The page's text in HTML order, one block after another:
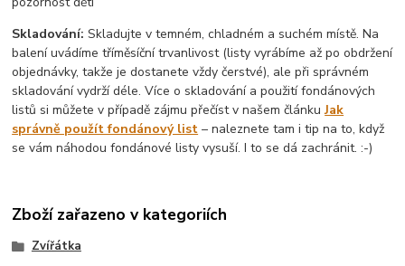
Skladování: Skladujte v temném, chladném a suchém místě. Na
balení uvádíme tříměsíční trvanlivost (listy vyrábíme až po obdržení
objednávky, takže je dostanete vždy čerstvé), ale při správném
skladování vydrží déle. Více o skladování a použití fondánových
listů si můžete v případě zájmu přečíst v našem článkuJak
správně použít fondánový list – naleznete tam i tip na to, když
se vám náhodou fondánové listy vysuší. I to se dá zachránit. :-)
Zboží zařazeno v kategoriích
Zvířátka